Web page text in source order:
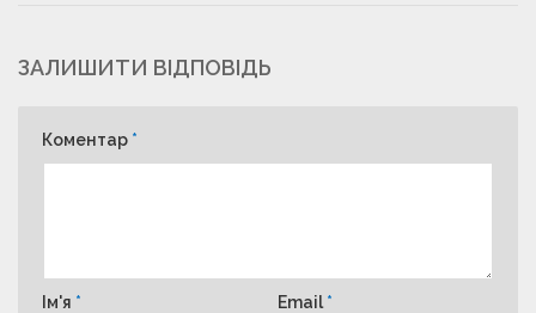
ЗАЛИШИТИ ВІДПОВІДЬ
Коментар *
Ім'я * Email *